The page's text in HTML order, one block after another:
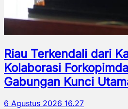
Riau Terkendali dari
Kolaborasi
Gabungan Kunci
6 Agustus 2026 16.27